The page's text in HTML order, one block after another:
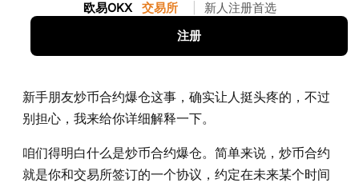
欧易OKX 交易所 新人注册首选
注册
新手朋友炒币合约爆仓这事，确实让人挺头疼的，不过
别担心，我来给你详细解释一下。
咱们得明白什么是炒币合约爆仓。简单来说，炒币合约
就是你和交易所签订的一个协议，约定在未来某个时间